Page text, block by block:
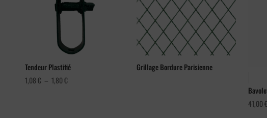
Tendeur Plastifié
1,08€ – 1,80€Plage
Grillage Bordure Parisienne
41,00